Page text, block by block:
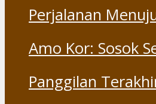
Perjalanan
Amo Kor: Sosok
Otentik
Panggilan